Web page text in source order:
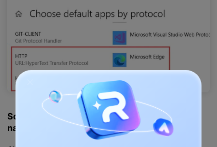
Solución #3. Elige Microsoft Edge como tu
navegador web predeterminado